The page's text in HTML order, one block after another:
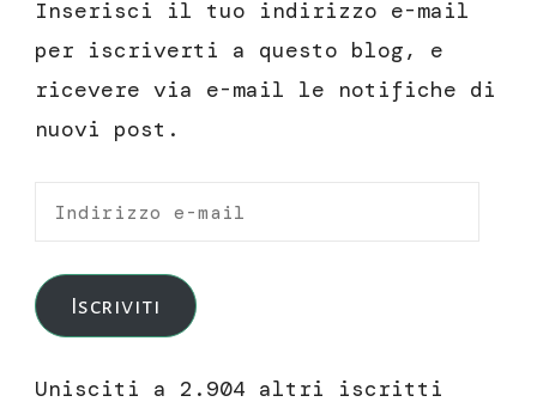
Inserisci il tuo indirizzo e-mail
per iscriverti a questo blog, e
ricevere via e-mail le notifiche di
nuovi post.
Indirizzo
mail
Iscriviti
Unisciti a 2.904 altri iscritti